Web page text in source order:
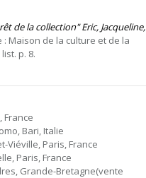
de la collection" Eric, Jacqueline,
: Maison de la culture et de la
p. 8.
France
Bari, Italie
Viéville, Paris, France
Paris, France
Grande-Bretagne(vente